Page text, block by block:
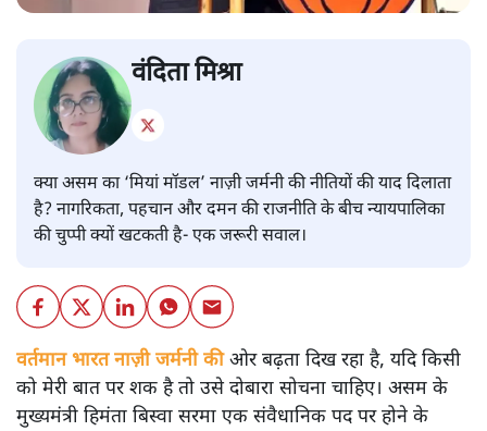
वंदिता मिश्रा
क्या असम का ‘मियां मॉडल’ नाज़ी जर्मनी की नीतियों की याद दिलाता
है? नागरिकता, पहचान और दमन की राजनीति के बीच न्यायपालिका
की चुप्पी क्यों खटकती है- एक जरूरी सवाल।
वर्तमान भारत नाज़ी जर्मनी कीओर बढ़ता दिख रहा है, यदि किसी
को मेरी बात पर शक है तो उसे दोबारा सोचना चाहिए। असम के
मुख्यमंत्री हिमंता बिस्वा सरमा एक संवैधानिक पद पर होने के